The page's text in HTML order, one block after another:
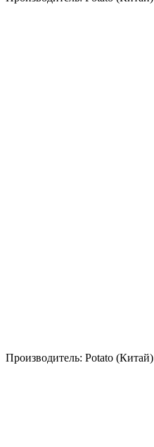
Производитель: Potato (Китай)